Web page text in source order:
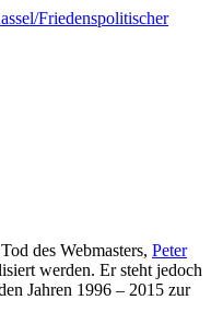
des Webmasters, Peter
werden. Er steht jedoch
Jahren 1996 – 2015 zur